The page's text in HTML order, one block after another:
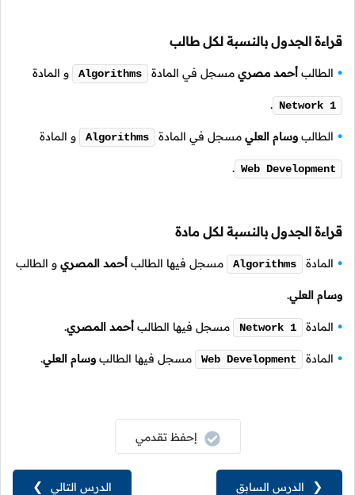
قراءة الجدول بالنسبة لكل طالب
الطالب أحمد مصري مسجل في المادة Algorithms و المادة
Network 1
.
الطالب وسام العلي مسجل في المادة Algorithms و المادة
Web Development
.
قراءة الجدول بالنسبة لكل مادة
المادة Algorithms مسجل فيها الطالب أحمد المصري و الطالب
وسام العلي.
المادة Network 1 مسجل فيها الطالب أحمد المصري.
المادة Web Development مسجل فيها الطالب وسام العلي.
الدرس التالي ❯
إحفظ تقدمي
❮ الدرس السابق